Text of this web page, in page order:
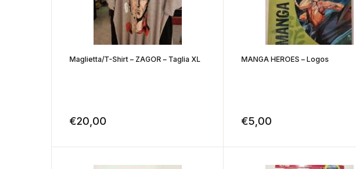
Maglietta/T-Shirt – ZAGOR – Taglia XL
€20,00
MANGA HEROES – Logos
€5,00